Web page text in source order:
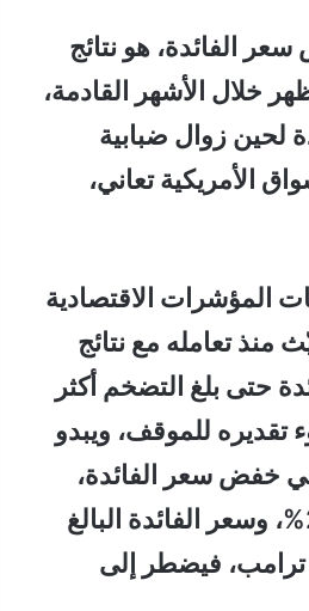
الفائدة، هو نتائج
خلال الأشهر القادمة،
لحين زوال ضبابية
الأمريكية تعاني،
المؤشرات الاقتصادية
منذ تعامله مع نتائج
حتى بلغ التضخم أكثر
تقديره للموقف، ويبدو
خفض سعر الفائدة،
على الرغم من وجود فسحة كبيرة بين التضخم البالغ 2.3%، وسعر الفائدة البالغ
ترامب، فيضطر إلى